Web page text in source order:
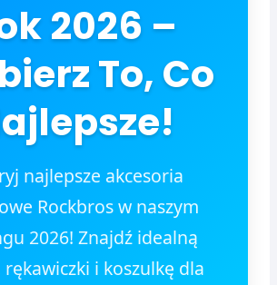
2026 –
To, Co
najlepsze akcesoria
Rockbros w naszym
2026! Znajdź idealną
i koszulkę dla